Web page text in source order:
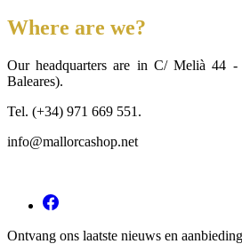
Where are we?
Our headquarters are in C/ Melià 44 -
Baleares).
Tel. (+34) 971 669 551.
info@mallorcashop.net
Ontvang ons laatste nieuws en